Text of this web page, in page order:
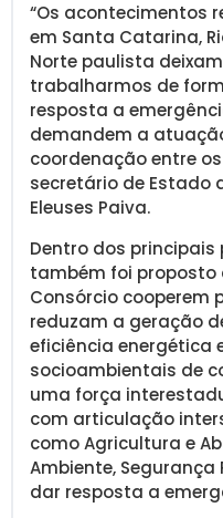
“Os acontecimentos
em Santa Catarina,
Norte paulista
trabalharmos de
resposta a
demandem a
coordenação entre
secretário de Estado
Eleuses Paiva.
Dentro dos principais
também foi proposto
Consórcio cooperem
reduzam a geração
eficiência energética
socioambientais de
uma força
com articulação
como Agricultura e
Ambiente,
dar resposta a